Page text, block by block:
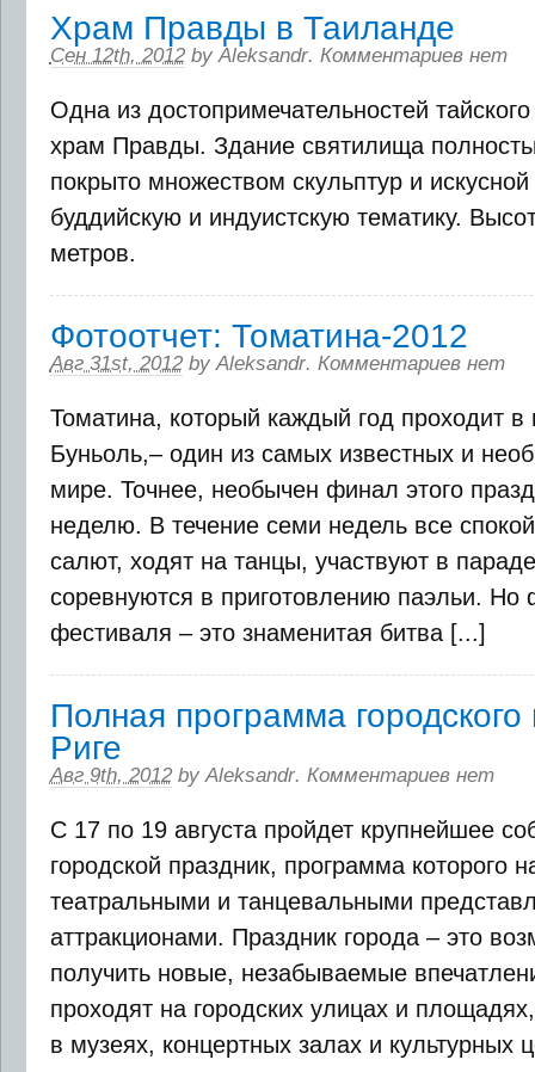
Храм Правды в Таиланде
Сен 12th, 2012 byAleksandr. Комментариев нет
Одна из достопримечательностей
храм Правды. Здание святилища
покрыто множеством скульптур и
буддийскую и индуистскую тематику.
метров.
Фотоотчет: Томатина-2012
Авг 31st, 2012 byAleksandr. Комментариев нет
Томатина, который каждый год проходит в
Буньоль,– один из самых известных и
мире. Точнее, необычен финал этого
неделю. В течение семи недель все
салют, ходят на танцы, участвуют в
соревнуются в приготовлению паэльи. Но
фестиваля – это знаменитая битва [...]
Полная программа городского
Риге
Авг 9th, 2012 byAleksandr. Комментариев нет
С 17 по 19 августа пройдет крупнейшее
городской праздник, программа которого
театральными и танцевальными
аттракционами. Праздник города – это
получить новые, незабываемые
проходят на городских улицах и
в музеях, концертных залах и культурных